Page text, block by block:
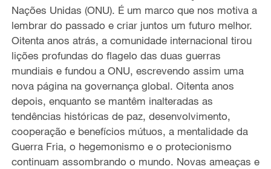
Nações Unidas (ONU). É um marco que nos motiva a
lembrar do passado e criar juntos um futuro melhor.
Oitenta anos atrás, a comunidade internacional tirou
lições profundas do flagelo das duas guerras
mundiais e fundou a ONU, escrevendo assim uma
nova página na governança global. Oitenta anos
depois, enquanto se mantêm inalteradas as
tendências históricas de paz, desenvolvimento,
cooperação e benefícios mútuos, a mentalidade da
Guerra Fria, o hegemonismo e o protecionismo
continuam assombrando o mundo. Novas ameaças e